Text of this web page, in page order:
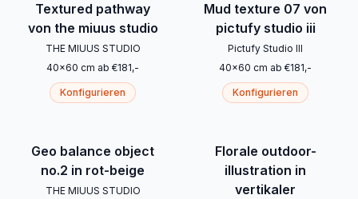
Textured pathway
von the miuus studio
THE MIUUS STUDIO
40x60 cm ab €181,-
Konfigurieren
Mud texture 07 von
pictufy studio iii
Pictufy Studio III
40x60 cm ab €181,-
Konfigurieren
Geo balance object
no.2 in rot-beige
THE MIUUS STUDIO
Florale outdoor-
illustration in
vertikaler